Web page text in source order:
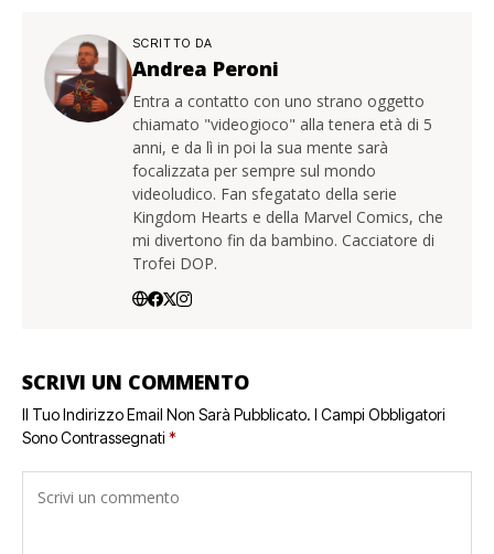
SCRITTO DA
Andrea Peroni
Entra a contatto con uno strano oggetto
chiamato "videogioco" alla tenera età di 5
anni, e da lì in poi la sua mente sarà
focalizzata per sempre sul mondo
videoludico. Fan sfegatato della serie
Kingdom Hearts e della Marvel Comics, che
mi divertono fin da bambino. Cacciatore di
Trofei DOP.
SCRIVI UN COMMENTO
Il Tuo Indirizzo Email Non Sarà Pubblicato. I Campi Obbligatori
Sono Contrassegnati *